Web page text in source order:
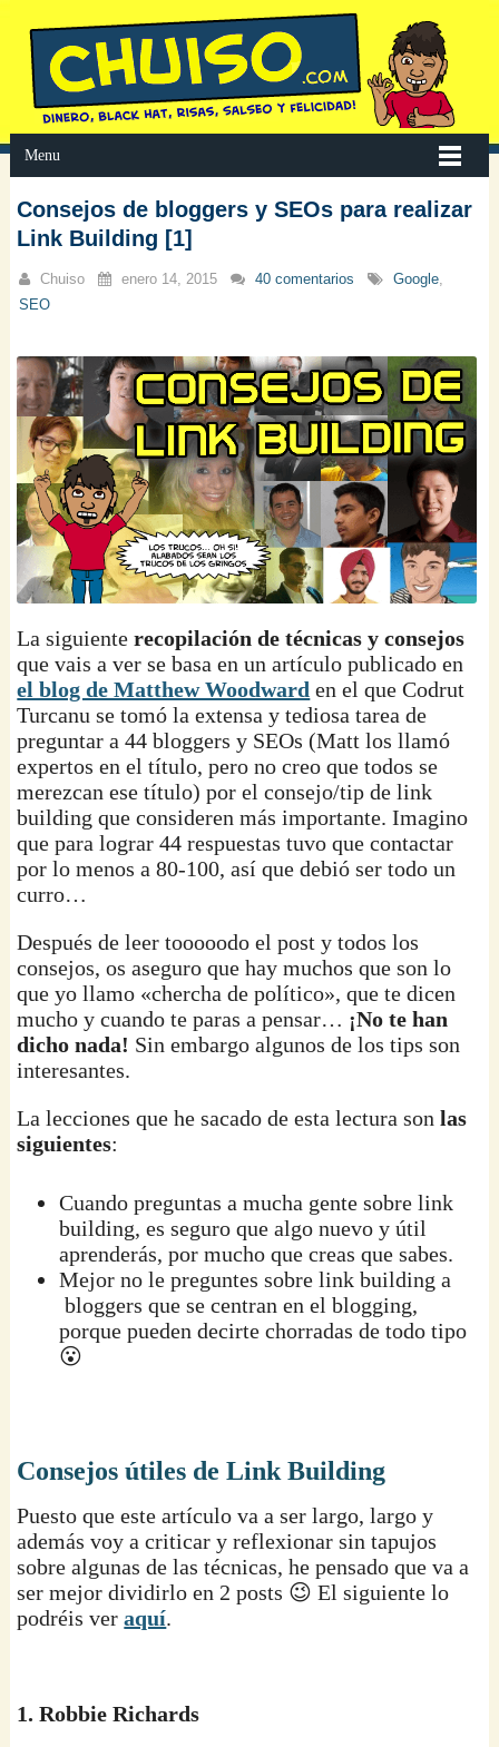
Menu
Consejos de bloggers y SEOs para realizar
Link Building [1]
Chuiso enero 14, 2015 40 comentarios Google,
SEO
La siguienterecopilación de técnicas y consejos
que vais a ver se basa en un artículo publicado en
el blog de Matthew Woodward en el que Codrut
Turcanu se tomó la extensa y tediosa tarea de
preguntar a 44 bloggers y SEOs (Matt los llamó
expertos en el título, pero no creo que todos se
merezcan ese título) por el consejo/tip de link
building que consideren más importante. Imagino
que para lograr 44 respuestas tuvo que contactar
por lo menos a 80-100, así que debió ser todo un
curro…
Después de leer tooooodo el post y todos los
consejos, os aseguro que hay muchos que son lo
que yo llamo «chercha de político», que te dicen
mucho y cuando te paras a pensar… ¡No te han
dicho nada! Sin embargo algunos de los tips son
interesantes.
La lecciones que he sacado de esta lectura sonlas
siguientes:
Cuando preguntas a mucha gente sobre link
building, es seguro que algo nuevo y útil
aprenderás, por mucho que creas que sabes.
Mejor no le preguntes sobre link building a
bloggers que se centran en el blogging,
porque pueden decirte chorradas de todo tipo
😮
Consejos útiles de Link Building
Puesto que este artículo va a ser largo, largo y
además voy a criticar y reflexionar sin tapujos
sobre algunas de las técnicas, he pensado que va a
ser mejor dividirlo en 2 posts 😉 El siguiente lo
podréis veraquí.
1. Robbie Richards